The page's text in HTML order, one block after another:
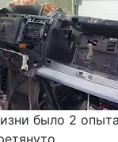
было 2